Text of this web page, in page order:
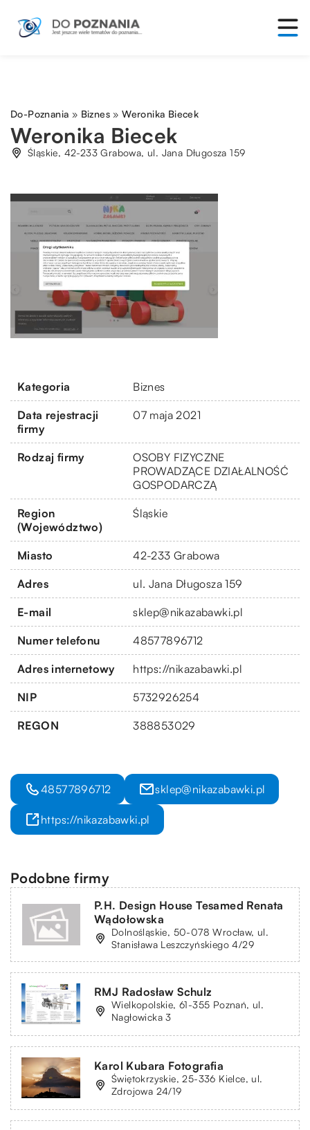
Do-Poznania » Biznes »Weronika Biecek
Weronika Biecek
Śląskie, 42-233 Grabowa, ul. Jana Długosza 159
Kategoria Biznes
Data rejestracji
firmy
07 maja 2021
Rodzaj firmy
OSOBY FIZYCZNE
PROWADZĄCE DZIAŁALNOŚĆ
GOSPODARCZĄ
Region
(Województwo)
Śląskie
Miasto 42-233 Grabowa
Adres ul. Jana Długosza 159
E-mail sklep@nikazabawki.pl
Numer telefonu 48577896712
Adres internetowy https://nikazabawki.pl
NIP 5732926254
REGON 388853029
48577896712 sklep@nikazabawki.pl
https://nikazabawki.pl
Podobne firmy
P.H. Design House Tesamed Renata
Wądołowska
Dolnośląskie, 50-078 Wrocław, ul.
Stanisława Leszczyńskiego 4/29
RMJ Radosław Schulz
Wielkopolskie, 61-355 Poznań, ul.
Nagłowicka 3
Karol Kubara Fotografia
Świętokrzyskie, 25-336 Kielce, ul.
Zdrojowa 24/19